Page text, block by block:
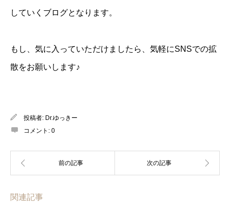
していくブログとなります。
もし、気に入っていただけましたら、気軽にSNSでの拡
散をお願いします♪
投稿者: Dr.ゆっきー
コメント: 0
関連記事